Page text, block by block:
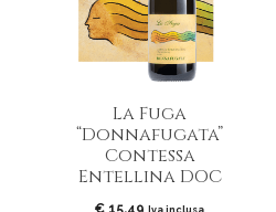
La Fuga
“Donnafugata”
Contessa
Entellina DOC
€ 15,49 Iva inclusa